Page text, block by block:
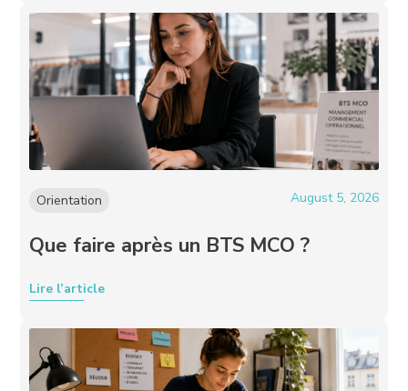
Orientation August 5, 2026
Que faire après un BTS MCO ?
Lire l’article